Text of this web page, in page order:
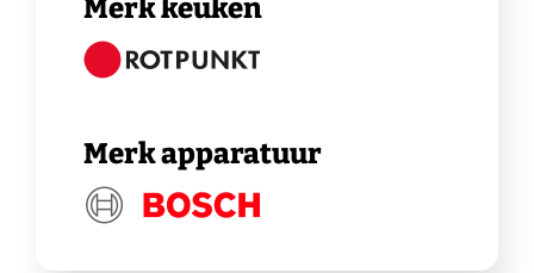
Merk keuken
Merk apparatuur